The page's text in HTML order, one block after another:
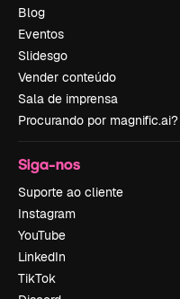
Blog
Eventos
Slidesgo
Vender conteúdo
Sala de imprensa
Procurando por magnific.ai?
Siga-nos
Suporte ao cliente
Instagram
YouTube
LinkedIn
TikTok